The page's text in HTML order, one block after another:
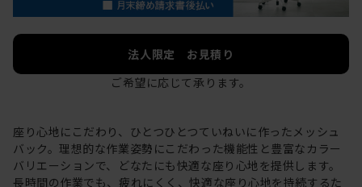
法人限定 お見積り
ご希望に応じて承ります。
座り心地にこだわり、ひとつひとつていねいに作ったメッシュ
バック。理想的な作業姿勢にこだわった機能性と豊富なカラー
バリエーションで、どなたにも快適な座り心地を提供します。
長時間の作業でも、疲れにくく、快適な座り心地を持続するた